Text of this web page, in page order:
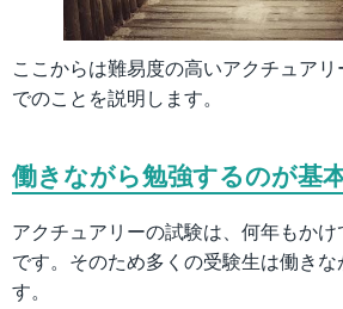
ここからは難易度の高いアクチュア
でのことを説明します。
働きながら勉強するのが基
アクチュアリーの試験は、何年もか
です。そのため多くの受験生は働きな
す。